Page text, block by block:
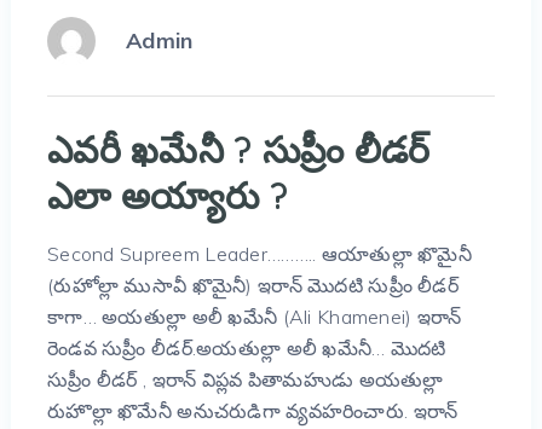
Admin
ఎవరీ ఖమేనీ ? సుప్రీం లీడర్
ఎలా అయ్యారు ?
Second Supreem Leader……….. ఆయాతుల్లా ఖొమైనీ
(రుహోల్లా ముసావీ ఖొమైనీ) ఇరాన్ మొదటి సుప్రీం లీడర్
కాగా… అయతుల్లా అలీ ఖమేనీ (Ali Khamenei) ఇరాన్
రెండవ సుప్రీం లీడర్.అయతుల్లా అలీ ఖమేనీ… మొదటి
సుప్రీం లీడర్ , ఇరాన్ విప్లవ పితామహుడు అయతుల్లా
రుహొల్లా ఖొమేనీ అనుచరుడిగా వ్యవహరించారు. ఇరాన్